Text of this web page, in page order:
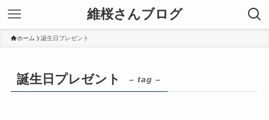
維桜さんブログ
ホーム 誕生日プレゼント
誕生日プレゼント – tag –